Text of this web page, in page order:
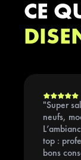
CE
"Super
neufs,
top :
bons